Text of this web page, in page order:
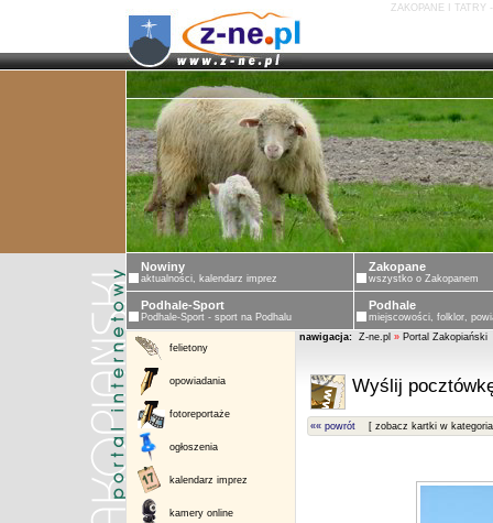
ZAKOPANE I TATRY
Nowiny
aktualności, kalendarz imprez
Zakopane
wszystko o Zakopanem
Podhale-Sport
Podhale-Sport - sport na Podhalu
Podhale
miejscowości, folklor,
felietony
opowiadania
fotoreportaże
ogłoszenia
kalendarz imprez
kamery online
nawigacja: Z-ne.pl » Portal Zakopiański
Wyślij
«« powrót [ zobacz kartki w